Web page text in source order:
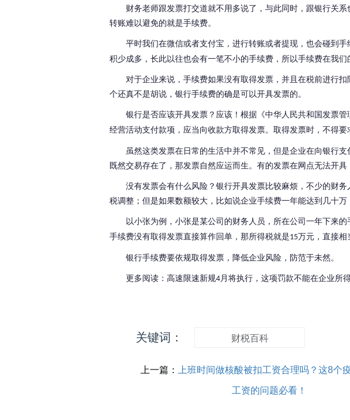
财务老师跟发票打交道就不用多说了，与此同时，跟银行关
转账难以避免的就是手续费。
平时我们在微信或者支付宝，进行转账或者提现，也会碰到
积少成多，长此以往也会有一笔不小的手续费，所以手续费在我们
对于企业来说，手续费如果没有取得发票，并且在税前进行
个还真不是胡说，银行手续费的确是可以开具发票的。
银行是否应该开具发票？应该！ 根据《中华人民共和国发票管
经营活动支付款项，应当向收款方取得发票。取得发票时，不得要
虽然这类发票在日常的生活中并不常见，但是企业在向银行
既然交易存在了，那发票自然应运而生。有的发票在网点无法开
没有发票会有什么风险？银行开具发票比较麻烦，不少的财
税调整；但是如果数额较大，比如说企业手续费一年能达到几十
以小张为例，小张是某公司的财务人员，所在公司一年下来的
手续费没有取得发票直接算作回单，那所得税就是15万元，直接相
银行手续费要依规取得发票，降低企业风险，防范于未然。
更多阅读：高速限速新规4月将执行，这项罚款不能在企业所
关键词： 财税百科
上一篇： 上班时间做核酸被扣工资合理吗？这8个
工资的问题必看！